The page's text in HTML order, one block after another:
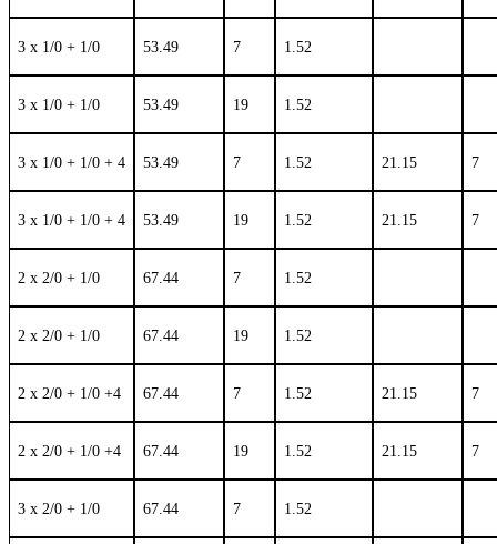
3 x 1/0 + 1/0 53.49 7 1.52
3 x 1/0 + 1/0 53.49 19 1.52
3 x 1/0 + 1/0 + 4 53.49 7 1.52 21.15 7
3 x 1/0 + 1/0 + 4 53.49 19 1.52 21.15 7
2 x 2/0 + 1/0 67.44 7 1.52
2 x 2/0 + 1/0 67.44 19 1.52
2 x 2/0 + 1/0 +4 67.44 7 1.52 21.15 7
2 x 2/0 + 1/0 +4 67.44 19 1.52 21.15 7
3 x 2/0 + 1/0 67.44 7 1.52